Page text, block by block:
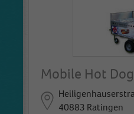
Mobile Hot
40883 Ratingen